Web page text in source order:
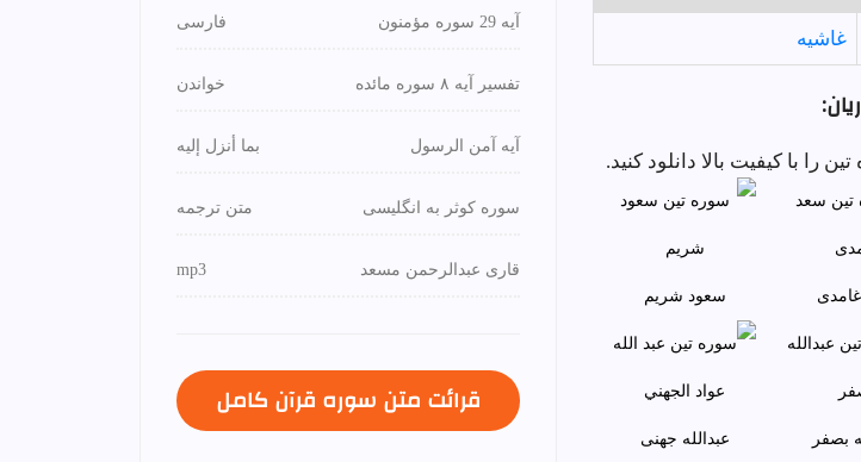
غاشيه
سعود شريم
بصفر عبدالله جهنی
آیه 29 سوره مؤمنون فارسی
تفسیر آیه ۸ سوره مائده خواندن
آیه آمن الرسول بما أنزل إليه
سوره کوثر به انگلیسی متن ترجمه
قاری عبدالرحمن مسعد mp3
قرائت متن سوره قرآن كامل